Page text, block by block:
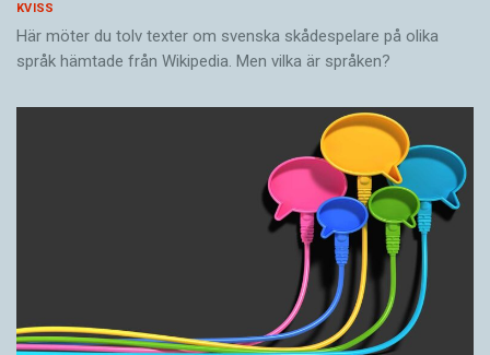
KVISS
Här möter du tolv texter om svenska skådespelare på olika
språk hämtade från Wikipedia. Men vilka är språken?